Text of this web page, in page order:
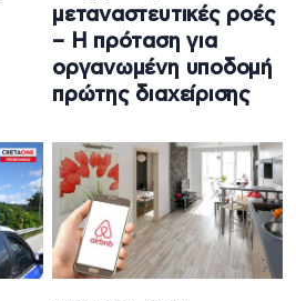
μεταναστευτικές ροές
– Η πρόταση για
οργανωμένη υποδομή
πρώτης διαχείρισης